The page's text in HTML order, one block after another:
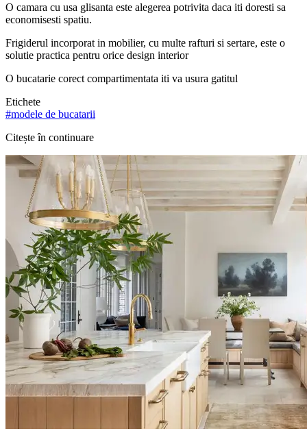
O camara cu usa glisanta este alegerea potrivita daca iti doresti sa
economisesti spatiu.
Frigiderul incorporat in mobilier, cu multe rafturi si sertare, este o
solutie practica pentru orice design interior
O bucatarie corect compartimentata iti va usura gatitul
Etichete
#modele de bucatarii
Citește în continuare